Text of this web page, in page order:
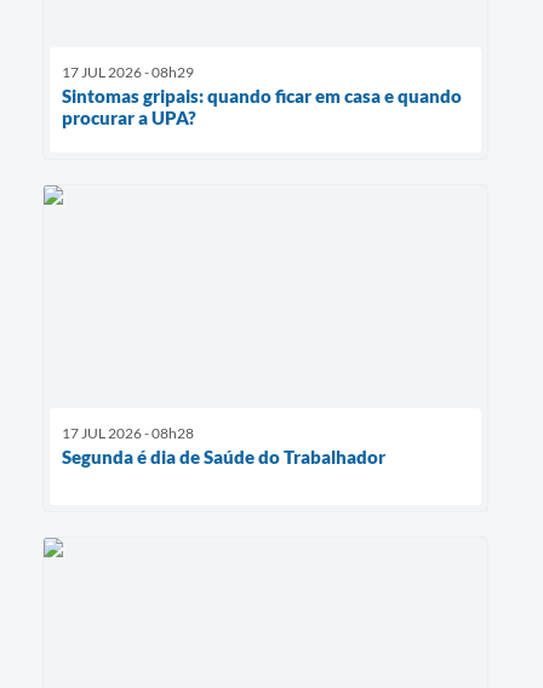
17 JUL 2026 - 08h29
Sintomas gripais: quando ficar em casa e quando
procurar a UPA?
17 JUL 2026 - 08h28
Segunda é dia de Saúde do Trabalhador